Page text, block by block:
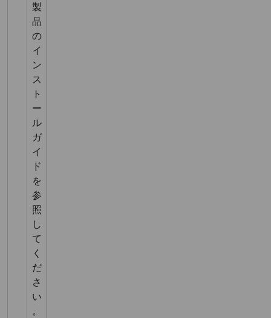
製
品
の
イ
ン
ス
ト
ー
ル
ガ
イ
ド
を
参
照
し
て
く
だ
さ
い
。